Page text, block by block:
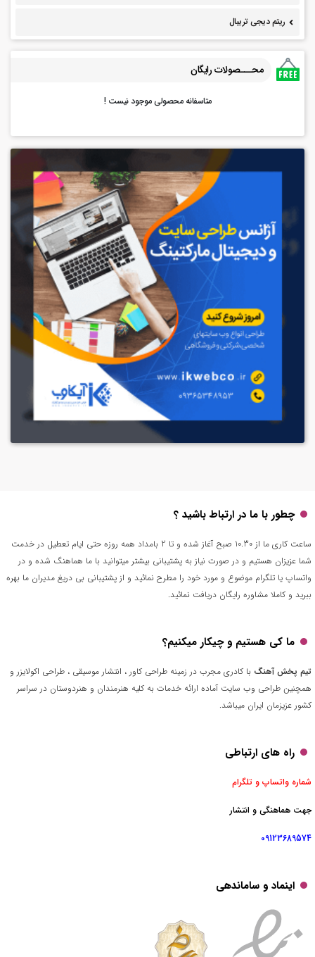
ریتم دیجی تریبال
محـــصولات رایگان
متاسفانه محصولی موجود نیست !
چطور با ما در ارتباط باشید ؟
ساعت کاری ما از 10.30 صبح آغاز شده و تا 2 بامداد همه روزه حتی ایام تعطیل در خدمت
شما عزیزان هستیم و در صورت نیاز به پشتیبانی بیشتر میتوانید با ما هماهنگ شده و در
واتساپ یا تلگرام موضوع و مورد خود را مطرح نمائید و از پشتیبانی بی دریغ مدیران ما بهره
ببرید و کاملا مشاوره رایگان دریافت نمائید.
ما کی هستیم و چیکار میکنیم؟
تیم پخش آهنگ با کادری مجرب در زمینه طراحی کاور ، انتشار موسیقی ، طراحی اکولایزر و
همچنین طراحی وب سایت آماده ارائه خدمات به کلیه هنرمندان و هنردوستان در سراسر
کشور عزیزمان ایران میباشد.
راه های ارتباطی
شماره واتساپ و تلگرام
جهت هماهنگی و انتشار
09123689574
اینماد و ساماندهی